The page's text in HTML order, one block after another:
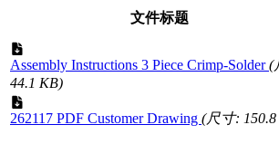
文件标题
Assembly Instructions 3 Piece Crimp-Solder(
44.1 KB)
262117 PDF Customer Drawing (尺寸: